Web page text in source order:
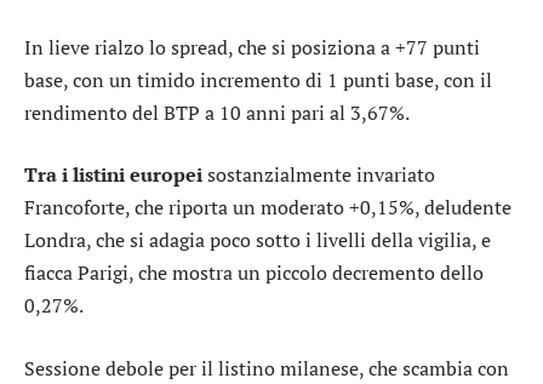
In lieve rialzo lospread, che si posiziona a +77 punti
base, con un timido incremento di 1 punti base, con il
rendimento del BTP a 10 anni pari al 3,67%.
Tra i listini europeisostanzialmente invariato
Francoforte, che riporta un moderato +0,15%, deludente
Londra, che si adagia poco sotto i livelli della vigilia, e
fiaccaParigi, che mostra un piccolo decremento dello
0,27%.
Sessione debole per il listino milanese, che scambia con